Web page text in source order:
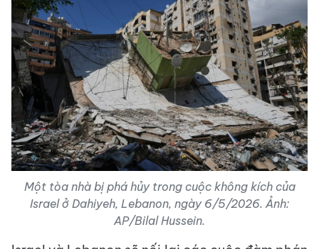
Một tòa nhà bị phá hủy trong cuộc không kích của
Israel ở Dahiyeh, Lebanon, ngày 6/5/2026. Ảnh:
AP/Bilal Hussein.